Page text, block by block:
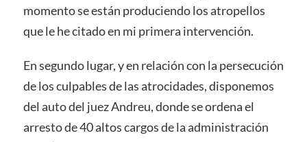
momento se están produciendo los atropellos
que le he citado en mi primera intervención.
En segundo lugar, y en relación con la persecución
de los culpables de las atrocidades, disponemos
del auto del juez Andreu, donde se ordena el
arresto de 40 altos cargos de la administración